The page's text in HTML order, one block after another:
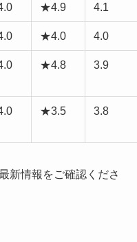
★4.9 4.1
★4.0 4.0
★4.8 3.9
★3.5 3.8
新情報をご確認くださ